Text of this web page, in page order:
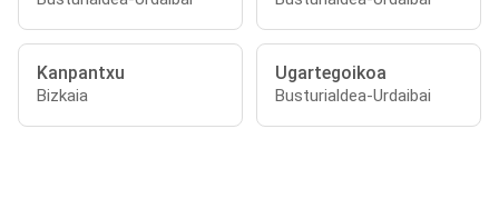
Kanpantxu
Bizkaia
Ugartegoikoa
Busturialdea-Urdaibai